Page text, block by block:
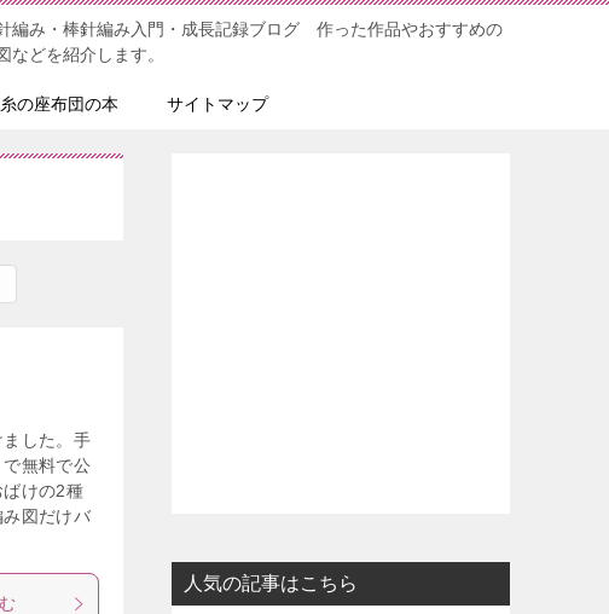
編み・棒針編み入門・成長記録ブログ 作った作品やおすすめの
などを紹介します。
の座布団の本 サイトマップ
した。手
無料で公
けの2種
図だけバ
人気の記事はこちら